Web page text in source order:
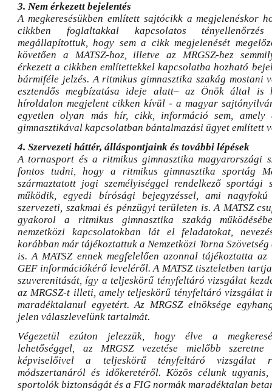
3. Nem érkezett bejelentés
A megkeresésükben említett sajtócikk a megjelenéskor
cikkben foglaltakkal kapcsolatos
megállapítottuk, hogy sem a cikk megjelenését
követően a MATSZ-hoz, illetve az MRGSZ-hez
érkezett a cikkben említettekkel kapcsolatba hozható
bármiféle jelzés. A ritmikus gimnasztika szakág mostani
esztendős megbízatása ideje alatt– az Önök által is
híroldalon megjelent cikken kívül - a magyar
egyetlen olyan más hír, cikk, információ sem, amely
gimnasztikával kapcsolatban bántalmazási ügyet említett
4. Szervezeti háttér, álláspontjaink és további lépések
A tornasport és a ritmikus gimnasztika magyarországi
fontos tudni, hogy a ritmikus gimnasztika sportág
származtatott jogi személyiséggel rendelkező sportági
működik, egyedi bírósági bejegyzéssel, ami
szervezeti, szakmai és pénzügyi területen is. A MATSZ
gyakorol a ritmikus gimnasztika szakág
nemzetközi kapcsolatokban lát el feladatokat,
korábban már tájékoztattuk a Nemzetközi Torna
is. A MATSZ ennek megfelelően azonnal tájékoztatta az
GEF információkérő leveléről. A MATSZ tiszteletben
szuverenitását, így a teljeskörű tényfeltáró vizsgálat
az MRGSZ-t illeti, amely teljeskörű tényfeltáró vizsgálat
maradéktalanul egyetért. Az MRGSZ elnöksége
jelen válaszlevelünk tartalmát.
Végezetül ezúton jelezzük, hogy élve a
lehetőséggel, az MRGSZ vezetése mielőbb
képviselőivel a teljeskörű tényfeltáró vizsgálat
módszertanáról és időkeretéről. Közös célunk
sportolók biztonságát és a FIG normák maradéktalan